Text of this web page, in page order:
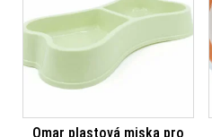
Omar plastová miska pro